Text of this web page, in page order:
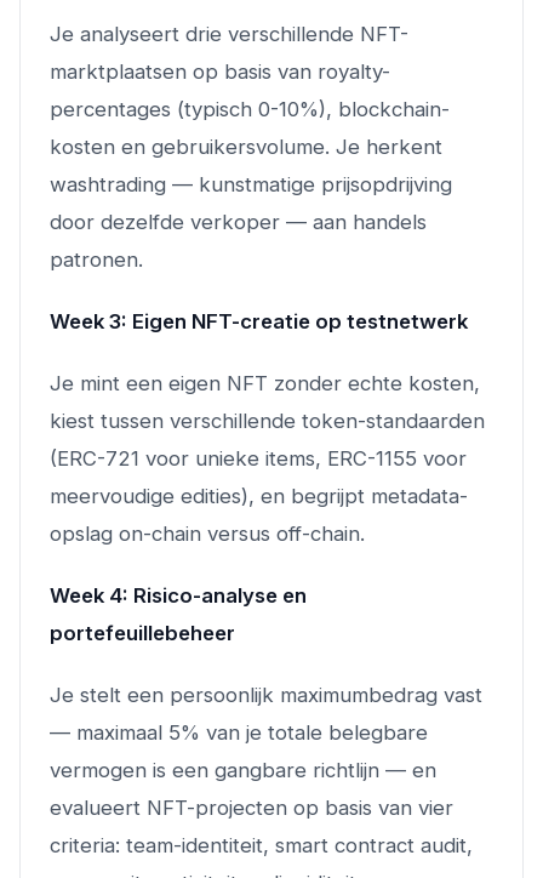
Je analyseert drie verschillende NFT-
marktplaatsen op basis van royalty-
percentages (typisch 0-10%), blockchain-
kosten en gebruikersvolume. Je herkent
washtrading — kunstmatige prijsopdrijving
door dezelfde verkoper — aan handels
patronen.
Week 3: Eigen NFT-creatie op testnetwerk
Je mint een eigen NFT zonder echte kosten,
kiest tussen verschillende token-standaarden
(ERC-721 voor unieke items, ERC-1155 voor
meervoudige edities), en begrijpt metadata-
opslag on-chain versus off-chain.
Week 4: Risico-analyse en
portefeuillebeheer
Je stelt een persoonlijk maximumbedrag vast
— maximaal 5% van je totale belegbare
vermogen is een gangbare richtlijn — en
evalueert NFT-projecten op basis van vier
criteria: team-identiteit, smart contract audit,